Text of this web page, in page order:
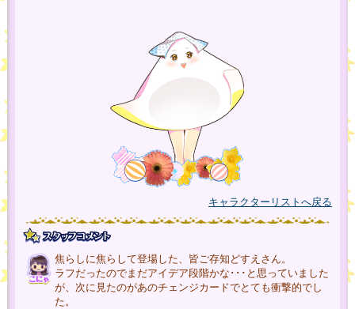
キャラクターリストへ戻る
焦らしに焦らして登場した、皆ご存知どすえさん。
ラフだったのでまだアイデア段階かな･･･と思っていました
が、次に見たのがあのチェンジカードでとても衝撃的でし
た。